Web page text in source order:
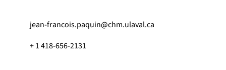
jean-francois.paquin@chm.ulaval.ca
+ 1 418-656-2131